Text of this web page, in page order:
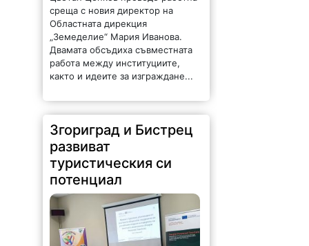
среща с новия директор на
Областната дирекция
„Земеделие“ Мария Иванова.
Двамата обсъдиха съвместната
работа между институциите,
както и идеите за изграждане...
Згориград и Бистрец
развиват
туристическия си
потенциал